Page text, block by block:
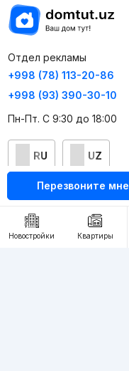
Перезвоните мне
Новостройки Квартиры
Отдел рекламы
+998 (78) 113-20-86
+998 (93) 390-30-10
Пн-Пт. С 9:30 до 18:00
RU UZ
Контакты
О проекте